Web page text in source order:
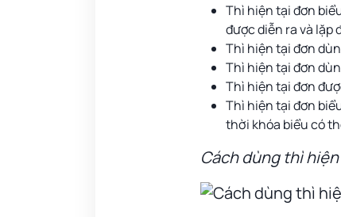
Thì hiện tại đơn
được diễn ra và lặp
Thì hiện tại đơn
Thì hiện tại đơn
Thì hiện tại đơn
Thì hiện tại đơn
thời khóa biểu có
Cách dùng thì